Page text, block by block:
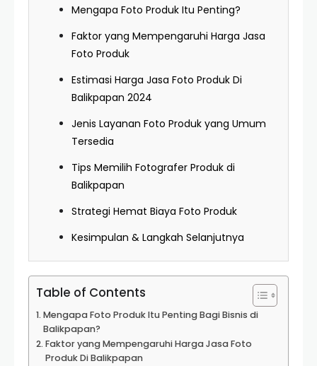
Mengapa Foto Produk Itu Penting?
Faktor yang Mempengaruhi Harga Jasa
Foto Produk
Estimasi Harga Jasa Foto Produk Di
Balikpapan 2024
Jenis Layanan Foto Produk yang Umum
Tersedia
Tips Memilih Fotografer Produk di
Balikpapan
Strategi Hemat Biaya Foto Produk
Kesimpulan & Langkah Selanjutnya
Table of Contents
Mengapa Foto Produk Itu Penting Bagi Bisnis di
Balikpapan?
Faktor yang Mempengaruhi Harga Jasa Foto
Produk Di Balikpapan